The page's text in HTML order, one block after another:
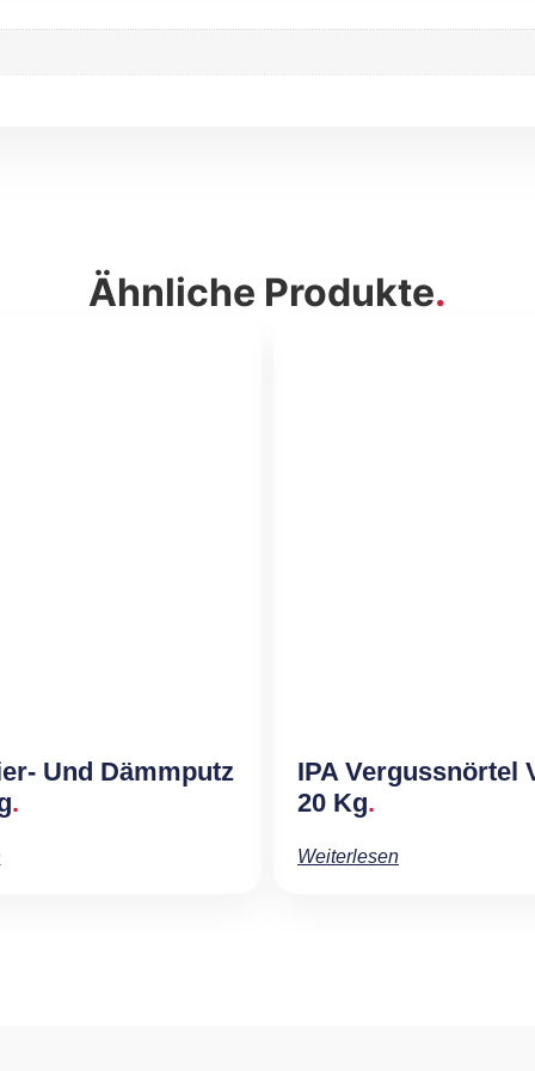
Ähnliche Produkte
Und Dämmputz
IPA Vergussnörtel
20 Kg
Weiterlesen